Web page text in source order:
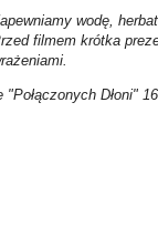
wodę,
filmem krótka
Dłoni"